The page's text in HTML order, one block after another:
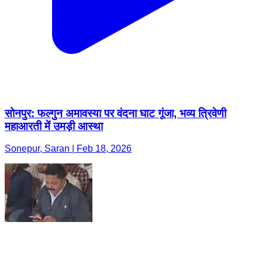
सोनपुर: फल्गुन अमावस्या पर वंदना घाट गूंजा, भव्य त्रिवेणी
महाआरती में उमड़ी आस्था
Sonepur, Saran | Feb 18, 2026